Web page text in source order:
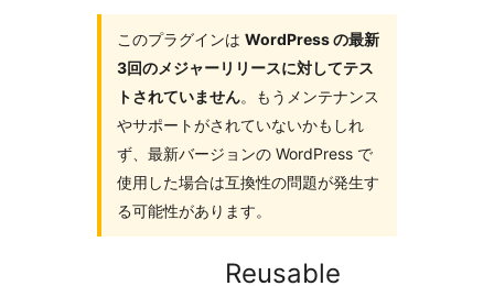
このプラグインは WordPress の最新
3回のメジャーリリースに対してテス
トされていません。もうメンテナンス
やサポートがされていないかもしれ
ず、最新バージョンの WordPress で
使用した場合は互換性の問題が発生す
る可能性があります。
Reusable